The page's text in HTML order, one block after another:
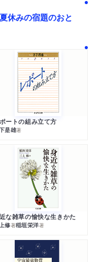
休みの宿題のおと
ートの組み立て方
是雄著
な雑草の愉快な生きかた
修著稲垣栄洋著